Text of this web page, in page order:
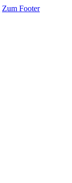
Zum Footer